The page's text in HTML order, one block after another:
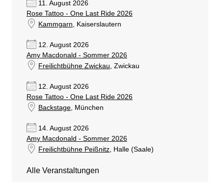
11. August 2026
Rose Tattoo - One Last Ride 2026
Kammgarn , Kaiserslautern
12. August 2026
Amy Macdonald - Sommer 2026
Freilichtbühne Zwickau , Zwickau
12. August 2026
Rose Tattoo - One Last Ride 2026
Backstage, München
14. August 2026
Amy Macdonald - Sommer 2026
Freilichtbühne Peißnitz, Halle (Saale)
Alle Veranstaltungen